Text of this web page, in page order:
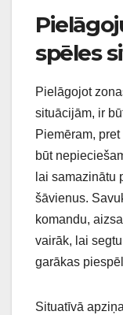
spēles
Pielāgojot
situācijām, ir
Piemēram,
būt
lai samazinātu
šāvienus.
komandu,
vairāk, lai
garākas
Situatīvā